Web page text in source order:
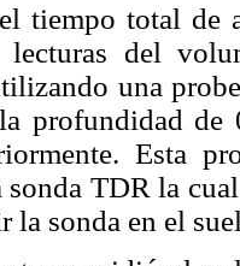
tiempo total de
del
una
profundidad
Esta
TDR la
la sonda en el